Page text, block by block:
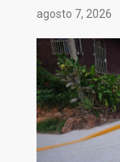
agosto 7, 2026